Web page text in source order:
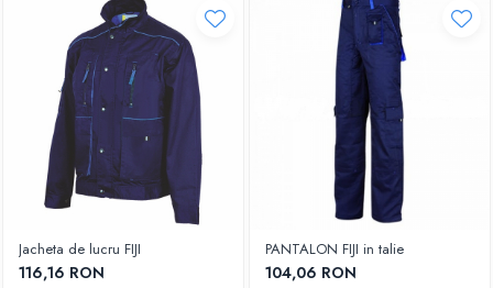
Jacheta de lucru FIJI
116,16 RON
PANTALON FIJI in talie
104,06 RON